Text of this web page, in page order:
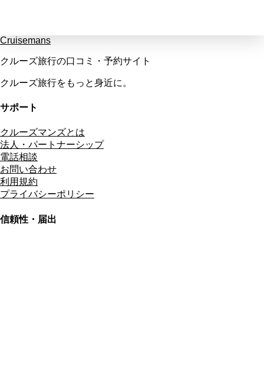
Cruisemans
クルーズ旅行の口コミ・予約サイト
クルーズ旅行をもっと身近に。
サポート
クルーズマンズとは
法人・パートナーシップ
電話相談
お問い合わせ
利用規約
プライバシーポリシー
信頼性・届出